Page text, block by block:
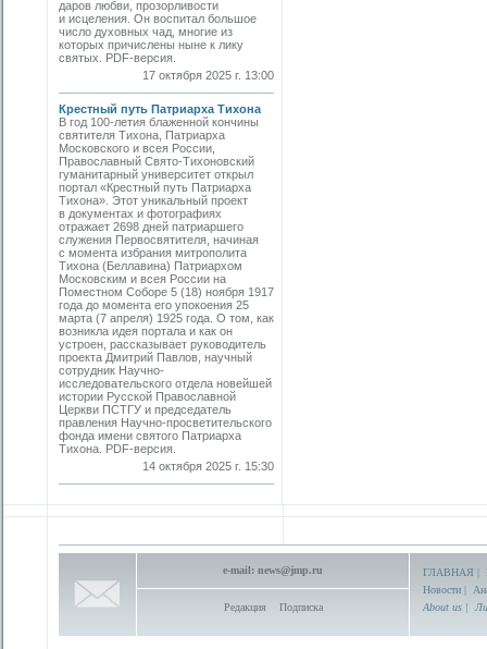
даров любви, прозорливости
и исцеления. Он воспитал большое
число духовных чад, многие из
которых причислены ныне к лику
святых. PDF-версия.
17 октября 2025 г. 13:00
Крестный путь Патриарха Тихона
В год 100-летия блаженной кончины
святителя Тихона, Патриарха
Московского и всея России,
Православный Свято-Тихоновский
гуманитарный университет открыл
портал «Крестный путь Патриарха
Тихона». Этот уникальный проект
в документах и фотографиях
отражает 2698 дней патриаршего
служения Первосвятителя, начиная
с момента избрания митрополита
Тихона (Беллавина) Патриархом
Московским и всея России на
Поместном Соборе 5 (18) ноября 1917
года до момента его упокоения 25
марта (7 апреля) 1925 года. О том, как
возникла идея портала и как он
устроен, рассказывает руководитель
проекта Дмитрий Павлов, научный
сотрудник Научно-
исследовательского отдела новейшей
истории Русской Православной
Церкви ПСТГУ и председатель
правления Научно-просветительского
фонда имени святого Патриарха
Тихона. PDF-версия.
14 октября 2025 г. 15:30
e-mail: news@jmp.ru
Редакция Подписка
ГЛАВНАЯ |
Новости |
About us |